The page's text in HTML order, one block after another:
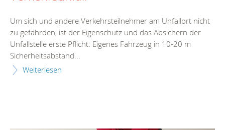
Um sich und andere Verkehrsteilnehmer am Unfallort nicht
zu gefährden, ist der Eigenschutz und das Absichern der
Unfallstelle erste Pflicht: Eigenes Fahrzeug in 10-20 m
Sicherheitsabstand...
Weiterlesen